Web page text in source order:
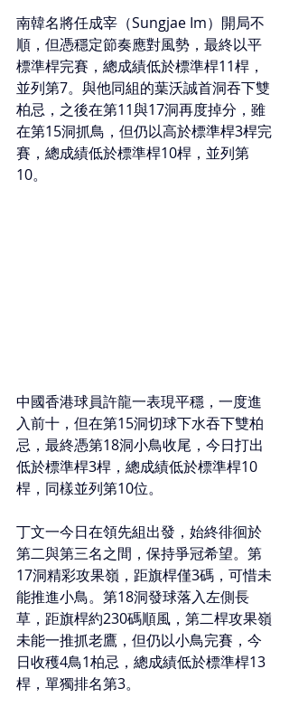
南韓名將任成宰（Sungjae Im）開局不
順，但憑穩定節奏應對風勢，最終以平
標準桿完賽，總成績低於標準桿11桿，
並列第7。與他同組的葉沃誠首洞吞下雙
柏忌，之後在第11與17洞再度掉分，雖
在第15洞抓鳥，但仍以高於標準桿3桿完
賽，總成績低於標準桿10桿，並列第
10。
中國香港球員許龍一表現平穩，一度進
入前十，但在第15洞切球下水吞下雙柏
忌，最終憑第18洞小鳥收尾，今日打出
低於標準桿3桿，總成績低於標準桿10
桿，同樣並列第10位。
丁文一今日在領先組出發，始終徘徊於
第二與第三名之間，保持爭冠希望。第
17洞精彩攻果嶺，距旗桿僅3碼，可惜未
能推進小鳥。第18洞發球落入左側長
草，距旗桿約230碼順風，第二桿攻果嶺
未能一推抓老鷹，但仍以小鳥完賽，今
日收穫4鳥1柏忌，總成績低於標準桿13
桿，單獨排名第3。